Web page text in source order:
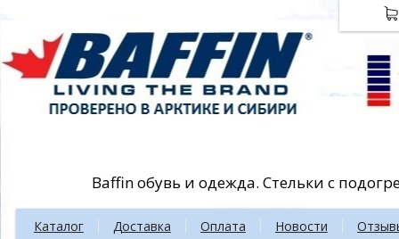
Baffin обувь и одежда. Стельки с
Каталог Доставка Оплата Новости